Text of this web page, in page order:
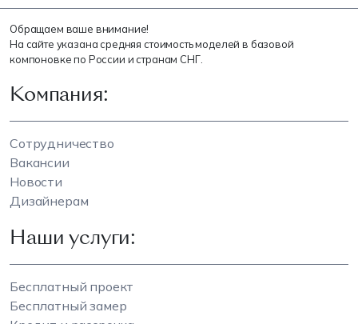
Обращаем ваше внимание!
На сайте указана средняя стоимость моделей в базовой
компоновке по России и странам СНГ.
Компания:
Сотрудничество
Вакансии
Новости
Дизайнерам
Наши услуги:
Бесплатный проект
Бесплатный замер